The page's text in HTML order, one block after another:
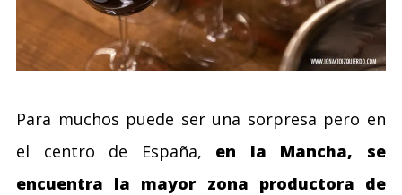
Para muchos puede ser una sorpresa pero en
el centro de España, en la Mancha, se
encuentra la mayor zona productora de